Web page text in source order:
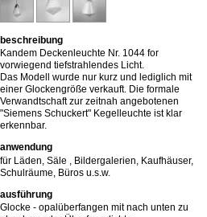
beschreibung
Kandem Deckenleuchte Nr. 1044 for
vorwiegend tiefstrahlendes Licht.
Das Modell wurde nur kurz und lediglich mit
einer Glockengröße verkauft. Die formale
Verwandtschaft zur zeitnah angebotenen
"Siemens Schuckert" Kegelleuchte ist klar
erkennbar.
anwendung
für Läden, Säle , Bildergalerien, Kaufhäuser,
Schulräume, Büros u.s.w.
ausführung
Glocke - opalüberfangen mit nach unten zu